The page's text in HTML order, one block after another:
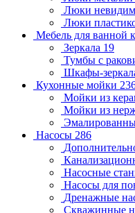
Люки
Люки
Мебель для ванной
Зеркала 19
Тумбы с
Шкафы-
Кухонные мойки
Мойки из
Мойки из
Насосы 286
Насосные
Насосы для
Дренажные
Скважинные